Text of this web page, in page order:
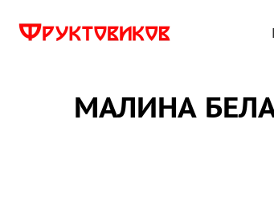
МАЛИНА